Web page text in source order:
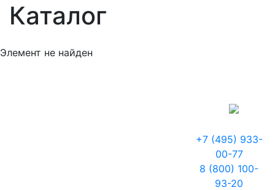
Каталог
Элемент не найден
+7 (495) 933-
00-77
8 (800) 100-
93-20